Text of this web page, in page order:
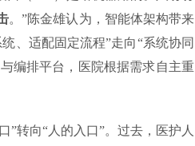
。”陈金雄认为，智能体架构带来
、适配固定流程”走向“系统协同
编排平台，医院根据需求自主重
转向“人的入口”。过去，医护人